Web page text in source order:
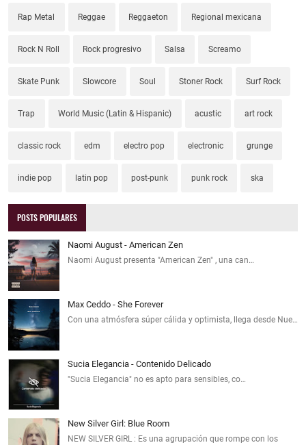
Rap Metal Reggae Reggaeton Regional mexicana
Rock N Roll Rock progresivo Salsa Screamo
Skate Punk Slowcore Soul Stoner Rock Surf Rock
Trap World Music (Latin & Hispanic) acustic art rock
classic rock edm electro pop electronic grunge
indie pop latin pop post-punk punk rock ska
POSTS POPULARES
Naomi August - American Zen
Naomi August presenta "American Zen" , una can…
Max Ceddo - She Forever
Con una atmósfera súper cálida y optimista, llega desde Nue…
Sucia Elegancia - Contenido Delicado
"Sucia Elegancia" no es apto para sensibles, co…
New Silver Girl: Blue Room
NEW SILVER GIRL : Es una agrupación que rompe con los